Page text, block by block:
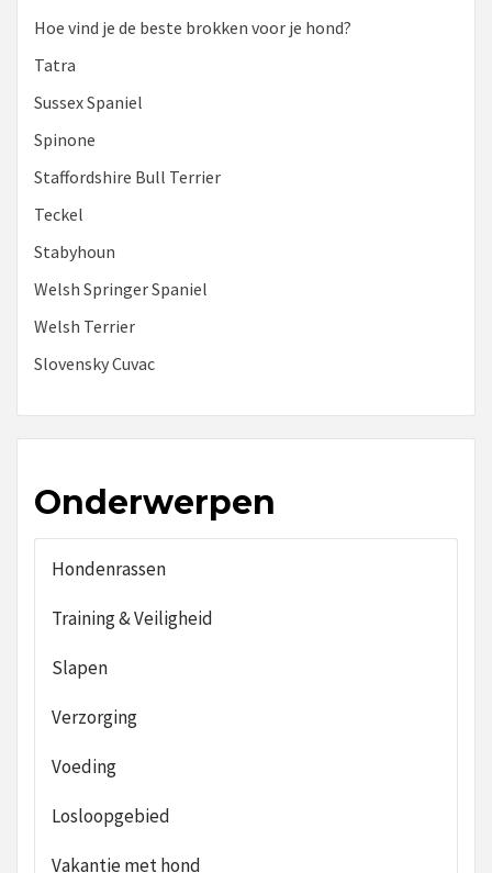
Hoe vind je de beste brokken voor je hond?
Tatra
Sussex Spaniel
Spinone
Staffordshire Bull Terrier
Teckel
Stabyhoun
Welsh Springer Spaniel
Welsh Terrier
Slovensky Cuvac
Onderwerpen
Hondenrassen
Training & Veiligheid
Slapen
Verzorging
Voeding
Losloopgebied
Vakantie met hond